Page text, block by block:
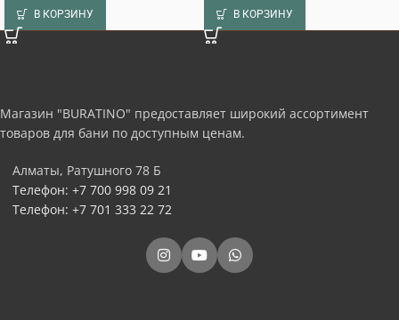
В КОРЗИНУ В КОРЗИНУ
Магазин "BURATINO" предоставляет широкий ассортимент
товаров для бани по доступным ценам.
Алматы, Ратушного 78 Б
Телефон: +7 700 998 09 21
Телефон: +7 701 333 22 72